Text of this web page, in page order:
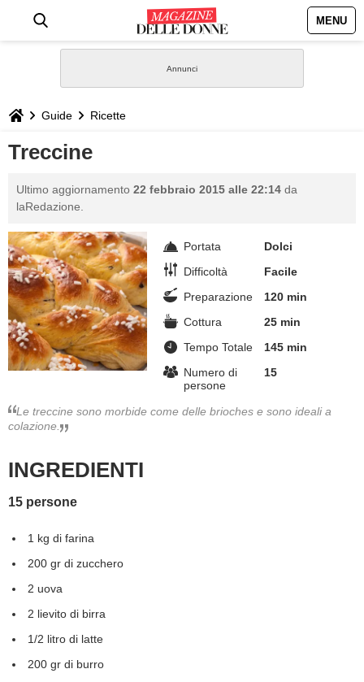
MENU
STILE
BIOGRAFIE
GASTRONOMIA
CAPELLI
SESSO
GUIDE
Guide Ricette
Treccine
Ultimo aggiornamento 22 febbraio 2015 alle 22:14 da
laRedazione.
Portata
Dolci
Difficoltà
Facile
Preparazione
120 min
Cottura
25 min
Tempo Totale
145 min
Numero di
persone
15
Le treccine sono morbide come delle brioches e sono ideali a
colazione.
INGREDIENTI
15 persone
1 kg di farina
200 gr di zucchero
2 uova
2 lievito di birra
1/2 litro di latte
200 gr di burro